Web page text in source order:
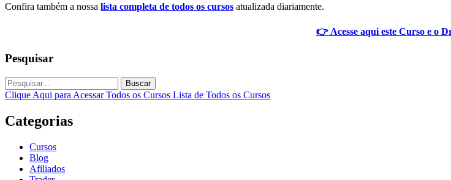
Confira também a nossa lista completa de todos os cursos atualizada diariamente.
👉 Acesse aqui este Curso e o
Pesquisar
Buscar
Clique Aqui para Acessar Todos os Cursos Lista de Todos os Cursos
Categorias
Cursos
Blog
Afiliados